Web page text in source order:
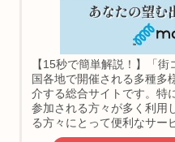
【15秒で簡単解説！】「
国各地で開催される多種多
介する総合サイトです。特
参加される方々が多く利用
る方々にとって便利なサー